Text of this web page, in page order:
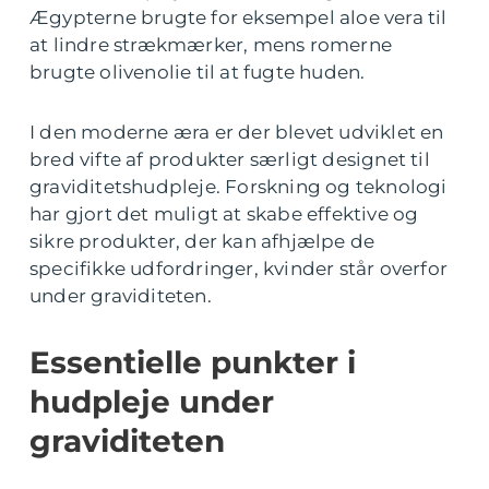
Ægypterne brugte for eksempel aloe vera til
at lindre strækmærker, mens romerne
brugte olivenolie til at fugte huden.
I den moderne æra er der blevet udviklet en
bred vifte af produkter særligt designet til
graviditetshudpleje. Forskning og teknologi
har gjort det muligt at skabe effektive og
sikre produkter, der kan afhjælpe de
specifikke udfordringer, kvinder står overfor
under graviditeten.
Essentielle punkter i
hudpleje under
graviditeten